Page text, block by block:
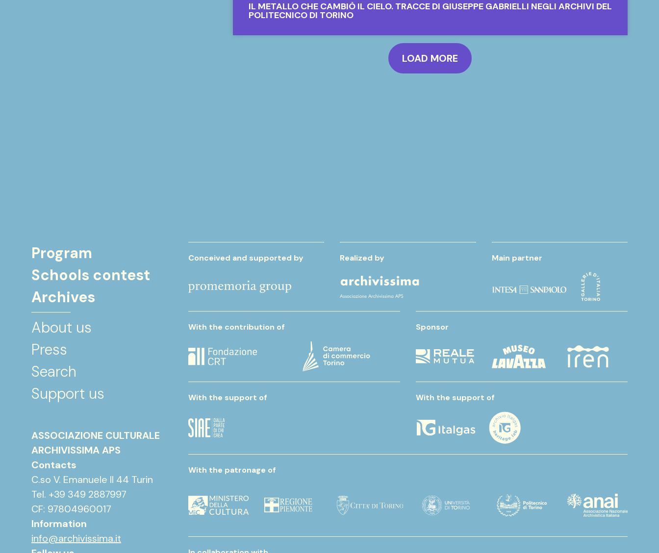
IL METALLO CHE CAMBIÒ IL CIELO. TRACCE DI GIUSEPPE GABRIELLI NEGLI ARCHIVI DEL
POLITECNICO DI TORINO
LOAD MORE
Program
Schools contest
Archives
About us
Press
Search
Support us
ASSOCIAZIONE CULTURALE
ARCHIVISSIMA APS
Contacts
C.so V. Emanuele II 44 Turin
Tel. +39 349 2887997
CF: 97804960017
Information
info@archivissima.it
Conceived and supported by Realized by Main partner
With the contribution of Sponsor
With the support of With the support of
With the patronage of